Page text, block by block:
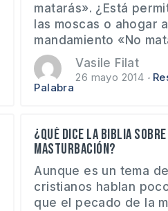
matarás». ¿Está
las moscas o ahogar
mandamiento «No
Vasile Filat
26 mayo 2014
Palabra
¿Qué dice la Biblia
masturbación?
Aunque es un tema
cristianos hablan
que el pecado de la